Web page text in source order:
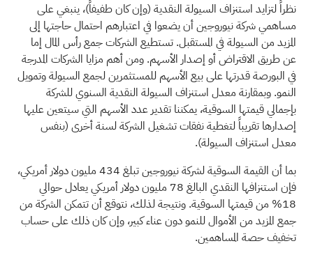
نظراً لتزايد استنزاف السيولة النقدية (وإن كان طفيفاً)، ينبغي على
مساهمي شركة نيوروجين أن يضعوا في اعتبارهم احتمال حاجتها إلى
المزيد من السيولة في المستقبل. تستطيع الشركات جمع رأس المال إما
عن طريق الاقتراض أو إصدار الأسهم. ومن أهم مزايا الشركات المدرجة
في البورصة قدرتها على بيع الأسهم للمستثمرين لجمع السيولة وتمويل
النمو. وبمقارنة معدل استنزاف السيولة النقدية السنوي للشركة
بإجمالي قيمتها السوقية، يمكننا تقدير عدد الأسهم التي سيتعين عليها
إصدارها تقريباً لتغطية نفقات تشغيل الشركة لسنة أخرى (بنفس
معدل استنزاف السيولة).
بما أن القيمة السوقية لشركة نيوروجين تبلغ 434 مليون دولار أمريكي،
فإن استنزافها النقدي البالغ 78 مليون دولار أمريكي يعادل حوالي
18% من قيمتها السوقية. ونتيجة لذلك، نتوقع أن تتمكن الشركة من
جمع المزيد من الأموال للنمو دون عناء كبير، وإن كان ذلك على حساب
تخفيف حصة المساهمين.